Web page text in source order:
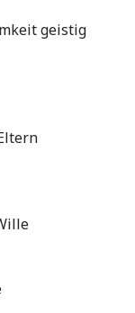
geistig